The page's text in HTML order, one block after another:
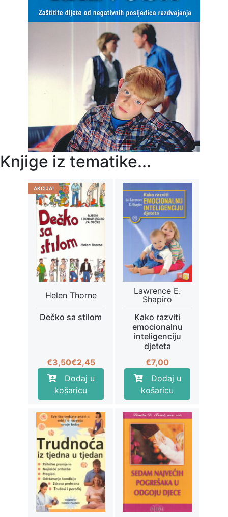
Knjige iz tematike...
AKCIJA!
Helen Thorne
Dečko sa stilom
€3,50Izvorna
cijena
bila
je:
€3,50.
€2,45
Trenutna
cijena
je:
€2,45.
Dodaj u
košaricu
Lawrence E.
Shapiro
Kako razviti
emocionalnu
inteligenciju
djeteta
€7,00
Dodaj u
košaricu